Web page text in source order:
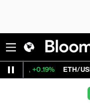
ETH/USD 1,922.683